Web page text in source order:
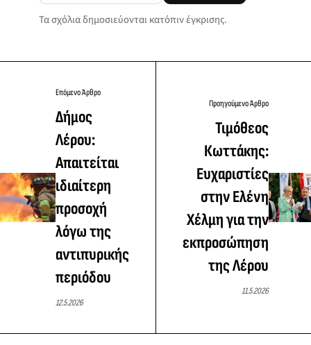
Τα σχόλια δημοσιεύονται κατόπιν έγκρισης.
Επόμενο Άρθρο
Δήμος
Λέρου:
Απαιτείται
ιδιαίτερη
προσοχή
λόγω της
αντιπυρικής
περιόδου
12.5.2026
Προηγούμενο Άρθρο
Τιμόθεος
Κωττάκης:
Ευχαριστίες
στην Ελένη
Χέλμη για την
εκπροσώπηση
της Λέρου
11.5.2026